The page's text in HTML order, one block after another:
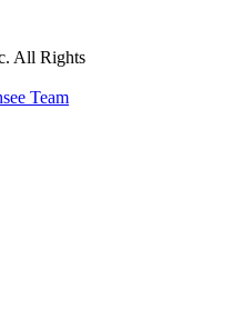
All Rights
Team